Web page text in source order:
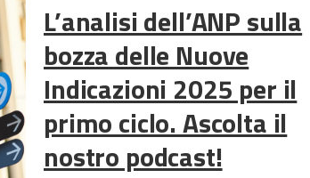
L’analisi dell’ANP sulla
bozza delle Nuove
Indicazioni 2025 per il
primo ciclo. Ascolta il
nostro podcast!